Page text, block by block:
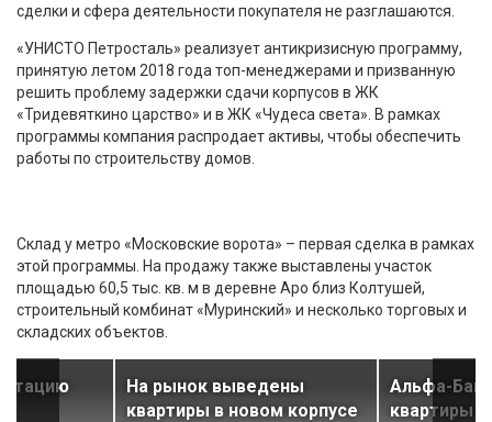
сделки и сфера деятельности покупателя не разглашаются.
«УНИСТО Петросталь» реализует антикризисную программу,
принятую летом 2018 года топ-менеджерами и призванную
решить проблему задержки сдачи корпусов в ЖК
«Тридевяткино царство» и в ЖК «Чудеса света». В рамках
программы компания распродает активы, чтобы обеспечить
работы по строительству домов.
Склад у метро «Московские ворота» – первая сделка в рамках
этой программы. На продажу также выставлены участок
площадью 60,5 тыс. кв. м в деревне Аро близ Колтушей,
строительный комбинат «Муринский» и несколько торговых и
складских объектов.
На рынок выведены
квартиры в новом корпусе
Альфа-
квартиры